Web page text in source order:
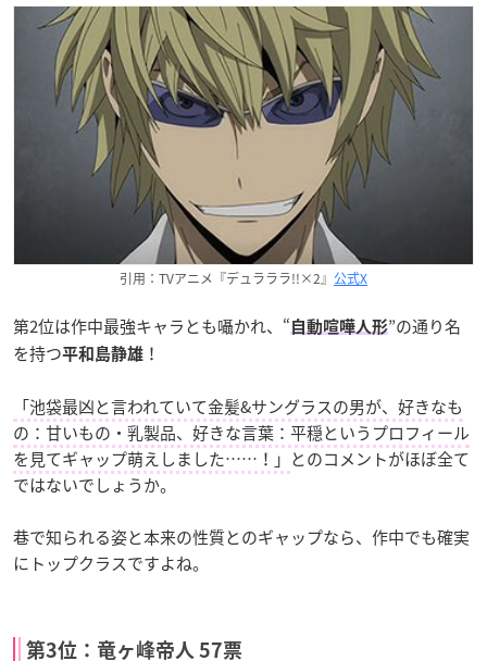
引用：TVアニメ『デュラララ!!×2』 公式X
第2位は作中最強キャラとも囁かれ、“ 自動喧嘩人形”の通り名
を持つ平和島静雄 ！
「池袋最凶と言われていて金髪&サングラスの男が、好きなも
の：甘いもの・乳製品、好きな言葉：平穏というプロフィール
を見てギャップ萌えしました……！」 とのコメントがほぼ全て
ではないでしょうか。
巷で知られる姿と本来の性質とのギャップなら、作中でも確実
にトップクラスですよね。
第3位：竜ヶ峰帝人 57票